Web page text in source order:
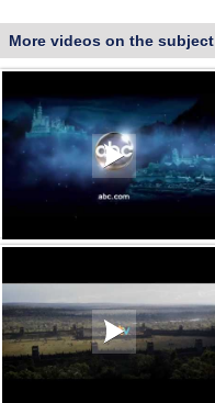
More videos on the subject